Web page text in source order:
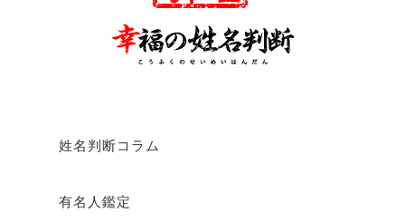
姓名判断コラム
有名人鑑定